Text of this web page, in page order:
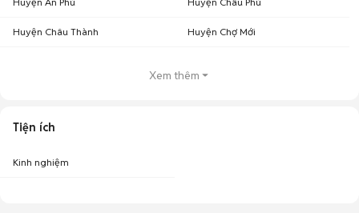
Huyện Châu Thành Huyện Chợ Mới
Xem thêm
Tiện ích
Kinh nghiệm